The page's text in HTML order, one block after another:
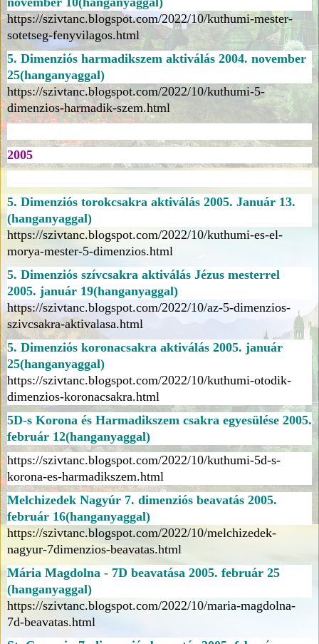
https://szivtanc.blogspot.com/2022/10/kuthumi-mester-
sotetseg-fenyvilagos.html
5. Dimenziós harmadikszem aktiválás 2004. november
25(hanganyaggal)
https://szivtanc.blogspot.com/2022/10/kuthumi-5-
dimenzios-harmadik-szem.html
2005
5. Dimenziós torokcsakra aktiválás 2005. Január 13.
(hanganyaggal)
https://szivtanc.blogspot.com/2022/10/kuthumi-es-el-
morya-mester-5-dimenzios.html
5. Dimenziós szívcsakra aktiválás Jézus mesterrel
2005. január 19(hanganyaggal)
https://szivtanc.blogspot.com/2022/10/az-5-dimenzios-
szivcsakra-aktivalasa.html
5. Dimenziós koronacsakra aktiválás 2005. január
25(hanganyaggal)
https://szivtanc.blogspot.com/2022/10/kuthumi-otodik-
dimenzios-koronacsakra.html
5D-s Korona és Harmadikszem csakra egyesülése 2005.
február 12(hanganyaggal)
https://szivtanc.blogspot.com/2022/10/kuthumi-5d-s-
korona-es-harmadikszem.html
Melchizedek Nagyúr 7. dimenziós beavatás 2005.
február 16(hanganyaggal)
https://szivtanc.blogspot.com/2022/10/melchizedek-
nagyur-7dimenzios-beavatas.html
Mária Magdolna - 7D beavatása 2005. február 25
(hanganyaggal)
https://szivtanc.blogspot.com/2022/10/maria-magdolna-
7d-beavatas.html